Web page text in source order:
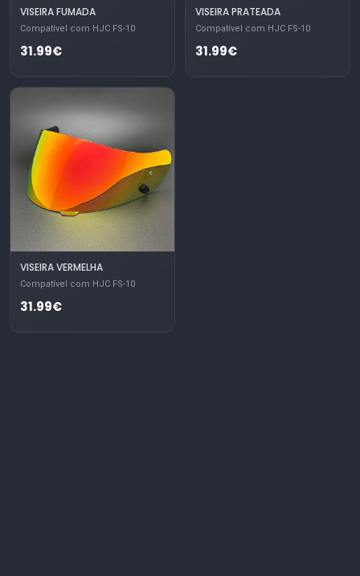
VISEIRA FUMADA
Compatível com HJC FS-10
31.99€
VISEIRA PRATEADA
Compatível com HJC FS-10
31.99€
VISEIRA VERMELHA
Compatível com HJC FS-10
31.99€